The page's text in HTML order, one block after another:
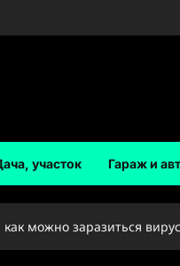
участок Гараж и
можно заразиться